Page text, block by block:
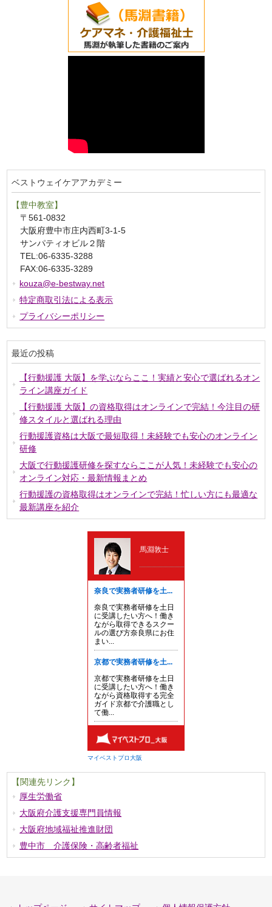
ベストウェイケアアカデミー
【豊中教室】
〒561-0832
大阪府豊中市庄内西町3-1-5
サンパティオビル２階
TEL:06-6335-3288
FAX:06-6335-3289
kouza@e-bestway.net
特定商取引法による表示
プライバシーポリシー
最近の投稿
【行動援護 大阪】を学ぶならここ！実績と安心で選ばれるオン
ライン講座ガイド
【行動援護 大阪】の資格取得はオンラインで完結！今注目の研
修スタイルと選ばれる理由
行動援護資格は大阪で最短取得！未経験でも安心のオンライン
研修
大阪で行動援護研修を探すならここが人気！未経験でも安心の
オンライン対応・最新情報まとめ
行動援護の資格取得はオンラインで完結！忙しい方にも最適な
最新講座を紹介
【関連先リンク】
厚生労働省
大阪府介護支援専門員情報
大阪府地域福祉推進財団
豊中市 介護保険・高齢者福祉